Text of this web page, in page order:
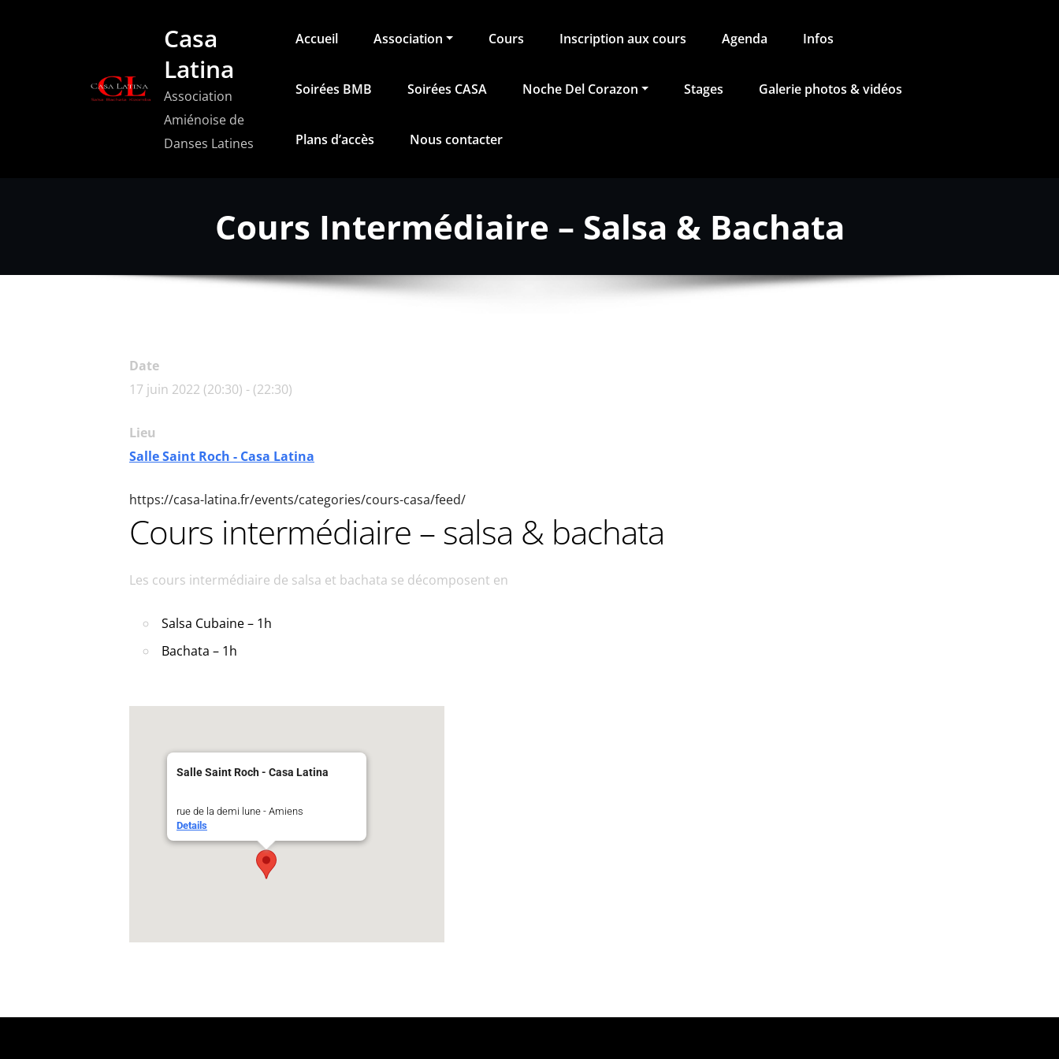
Casa
Latina
Association
Amiénoise de
Danses Latines
Accueil Association Cours Inscription aux cours Agenda Infos
Soirées BMB Soirées CASA Noche Del Corazon Stages Galerie photos & vidéos
Plans d’accès Nous contacter
Cours Intermédiaire – Salsa & Bachata
Date
17 juin 2022 (20:30) - (22:30)
Lieu
Salle Saint Roch - Casa Latina
https://casa-latina.fr/events/categories/cours-casa/feed/
Cours intermédiaire – salsa & bachata
Les cours intermédiaire de salsa et bachata se décomposent en
Salsa Cubaine – 1h
Bachata – 1h
Salle Saint Roch - Casa Latina
rue de la demi lune - Amiens
Details